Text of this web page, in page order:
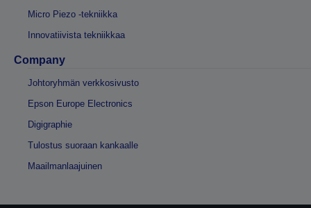
Micro Piezo -tekniikka
Innovatiivista tekniikkaa
Company
Johtoryhmän verkkosivusto
Epson Europe Electronics
Digigraphie
Tulostus suoraan kankaalle
Maailmanlaajuinen